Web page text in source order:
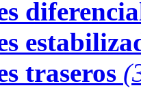
traseros